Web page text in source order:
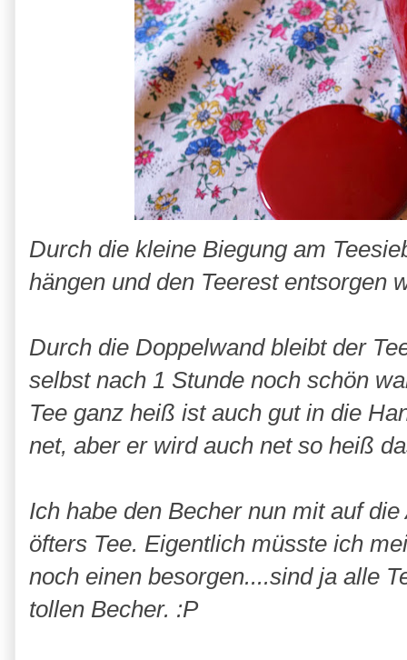
Durch die kleine Biegung am
hängen und den Teerest entsorgen
Durch die Doppelwand bleibt der
selbst nach 1 Stunde noch schön
Tee ganz heiß ist auch gut in die
net, aber er wird auch net so heiß
Ich habe den Becher nun mit auf
öfters Tee. Eigentlich müsste ich
noch einen besorgen....sind ja alle
tollen Becher. :P